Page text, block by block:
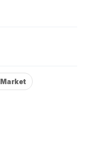
Market